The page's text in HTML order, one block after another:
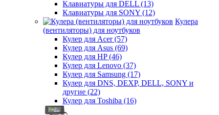
Клавиатуры для DELL (13)
Клавиатуры для SONY (12)
Кулера
(вентиляторы) для ноутбуков
Кулер для Acer (57)
Кулер для Asus (69)
Кулер для HP (46)
Кулер для Lenovo (37)
Кулер для Samsung (17)
Кулер для DNS, DEXP, DELL, SONY и
другие (22)
Кулер для Toshiba (16)